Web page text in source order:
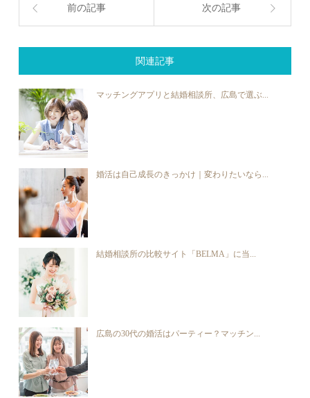
前の記事 次の記事
関連記事
マッチングアプリと結婚相談所、広島で選ぶ...
婚活は自己成長のきっかけ｜変わりたいなら...
結婚相談所の比較サイト「BELMA」に当...
広島の30代の婚活はパーティー？マッチン...